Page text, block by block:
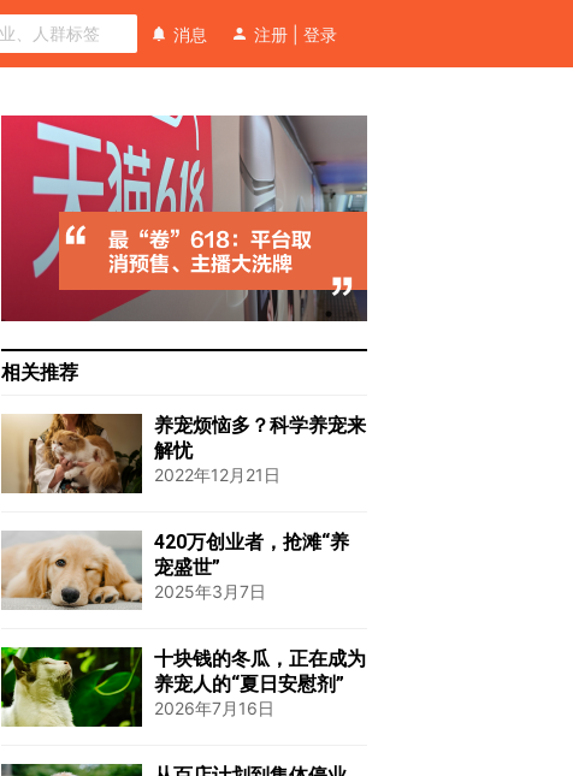
消息 注册 登录
相关推荐
养宠烦恼多？科学养宠来
解忧
2022年12月21日
420万创业者，抢滩“养
宠盛世”
2025年3月7日
十块钱的冬瓜，正在成为
养宠人的“夏日安慰剂”
2026年7月16日